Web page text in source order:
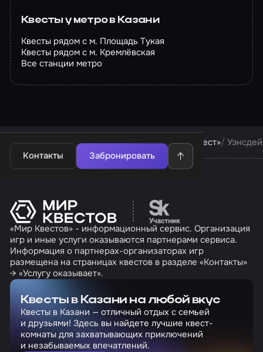
Квесты у метро в Казани
Квесты рядом с м. Площадь Тукая
Квесты рядом с м. Кремлёвская
Все станции метро
Контакты Забронировать
Квесты в Казани Квесты компании «Чё за квест» Уэнсдей
Перейти на сайт
«Мир Квестов» - информационный сервис. Организация
игр и иные услуги оказываются партнерами сервиса.
Информация о партнерах-организаторах игр
размещена на страницах квестов в разделе «Контакты»
→ «Услугу оказывает».
Квесты в Казани на любой вкус
Квесты в Казани — отличный отдых с семьей
и друзьями! Здесь вы найдете лучшие квест-
комнаты для захватывающих приключений
и незабываемых впечатлений.